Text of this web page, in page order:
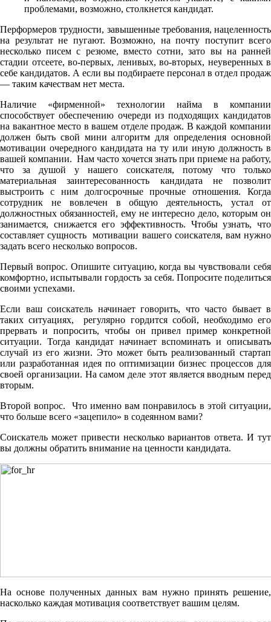
проблемами, возможно, столкнется кандидат.
Перформеров трудности, завышенные требования, нацеленность
на результат не пугают. Возможно, на почту поступит всего
несколько писем с резюме, вместо сотни, зато вы на ранней
стадии отсеете, во-первых, ленивых, во-вторых, неуверенных в
себе кандидатов. А если вы подбираете персонал в отдел продаж
— таким качествам нет места.
Наличие «фирменной» технологии найма в компании
способствует обеспечению очереди из подходящих кандидатов
на вакантное место в вашем отделе продаж. В каждой компании
должен быть свой мини алгоритм для определения основной
мотивации очередного кандидата на ту или иную должность в
вашей компании. Нам часто хочется знать при приеме на работу,
что за душой у нашего соискателя, потому что только
материальная заинтересованность кандидата не позволит
выстроить с ним долгосрочные прочные отношения. Когда
сотрудник не вовлечен в общую деятельность, устал от
должностных обязанностей, ему не интересно дело, которым он
занимается, снижается его эффективность. Чтобы узнать, что
составляет сущность мотивации вашего соискателя, вам нужно
задать всего несколько вопросов.
Первый вопрос. Опишите ситуацию, когда вы чувствовали себя
комфортно, испытывали гордость за себя. Попросите поделиться
своими успехами.
Если ваш соискатель начинает говорить, что часто бывает в
таких ситуациях, регулярно гордится собой, необходимо его
прервать и попросить, чтобы он привел пример конкретной
ситуации. Тогда кандидат начинает вспоминать и описывать
случай из его жизни. Это может быть реализованный стартап
или разработанная идея по оптимизации бизнес процессов для
своей организации. На самом деле этот является вводным перед
вторым.
Второй вопрос. Что именно вам понравилось в этой ситуации,
что больше всего «зацепило» в содеянном вами?
Соискатель может привести несколько вариантов ответа. И тут
вы должны обратить внимание на ценности кандидата.
На основе полученных данных вам нужно принять решение,
насколько каждая мотивация соответствует вашим целям.